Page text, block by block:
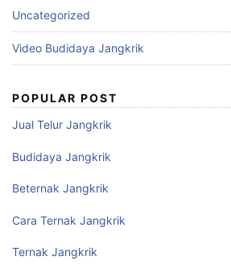
Uncategorized
Video Budidaya Jangkrik
POPULAR POST
Jual Telur Jangkrik
Budidaya Jangkrik
Beternak Jangkrik
Cara Ternak Jangkrik
Ternak Jangkrik